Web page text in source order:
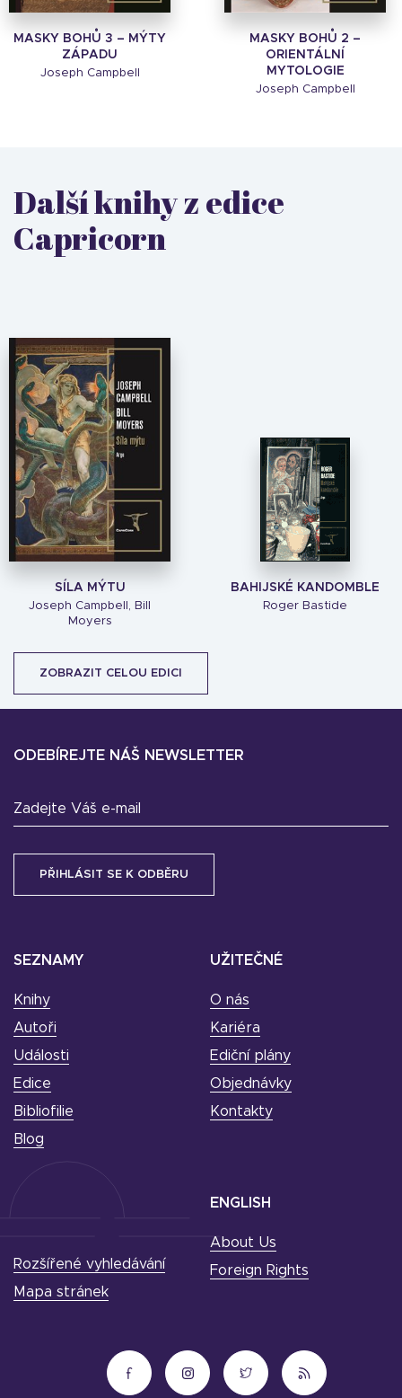
MASKY BOHŮ 3 – MÝTY
ZÁPADU
Joseph Campbell
MASKY BOHŮ 2 –
ORIENTÁLNÍ
MYTOLOGIE
Joseph Campbell
Další knihy z edice
Capricorn
SÍLA MÝTU
Joseph Campbell, Bill
Moyers
BAHIJSKÉ KANDOMBLE
Roger Bastide
ZOBRAZIT CELOU EDICI
SEZNAMY
Knihy
Autoři
Události
Edice
Bibliofilie
Blog
UŽITEČNÉ
O nás
Kariéra
Ediční plány
Objednávky
Kontakty
ODEBÍREJTE NÁŠ NEWSLETTER
Zadejte Váš e-mail
ENGLISH
About Us
Foreign Rights
Rozšířené vyhledávání
Mapa stránek